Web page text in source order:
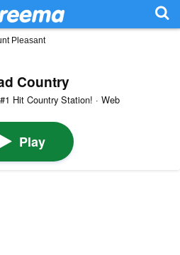
Pleasant
Country
Hit Country Station! · Web
Play